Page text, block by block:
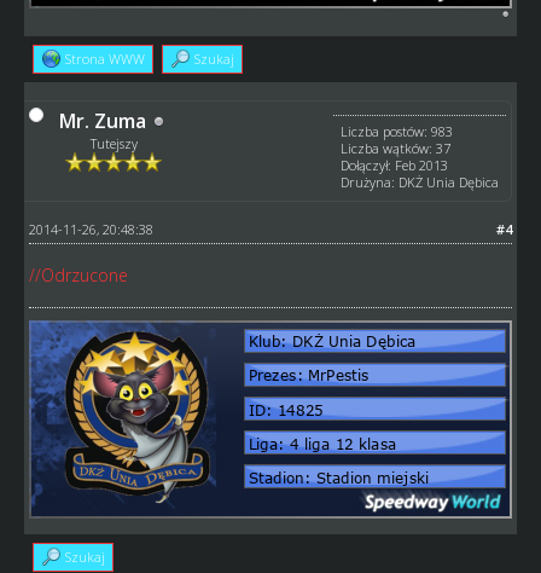
Strona WWW Szukaj
Mr. Zuma
Tutejszy
Liczba postów: 983
Liczba wątków: 37
Dołączył: Feb 2013
Drużyna: DKŻ Unia Dębica
#4
2014-11-26, 20:48:38
//Odrzucone
Szukaj